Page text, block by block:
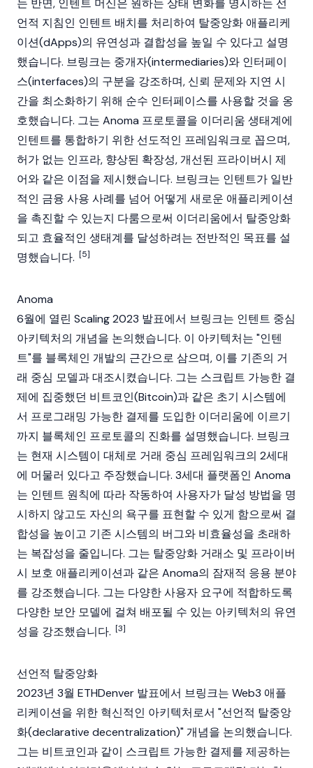
는 반면, 인텐트 머신은 원하는 상태 변화를 명시하는 선
언적 지침인 인텐트 배치를 처리하여 탈중앙화 애플리케
이션(dApps)의 유연성과 결합성을 높일 수 있다고 설명
했습니다. 브링크는 중개자(intermediaries)와 인터페이
스(interfaces)의 구분을 강조하며, 신뢰 문제와 지연 시
간을 최소화하기 위해 순수 인터페이스를 사용할 것을 옹
호했습니다. 그는 Anoma 프로토콜을 이더리움 생태계에
인텐트를 통합하기 위한 선도적인 프레임워크로 꼽으며,
허가 없는 인프라, 향상된 확장성, 개선된 프라이버시 제
어와 같은 이점을 제시했습니다. 브링크는 인텐트가 일반
적인 금융 사용 사례를 넘어 어떻게 새로운 애플리케이션
을 촉진할 수 있는지 다룸으로써 이더리움에서 탈중앙화
되고 효율적인 생태계를 달성하려는 전반적인 목표를 설
명했습니다. [5]
Anoma
6월에 열린 Scaling 2023 발표에서 브링크는 인텐트 중심
아키텍처의 개념을 논의했습니다. 이 아키텍처는 "인텐
트"를 블록체인 개발의 근간으로 삼으며, 이를 기존의 거
래 중심 모델과 대조시켰습니다. 그는 스크립트 가능한 결
제에 집중했던 비트코인(Bitcoin)과 같은 초기 시스템에
서 프로그래밍 가능한 결제를 도입한 이더리움에 이르기
까지 블록체인 프로토콜의 진화를 설명했습니다. 브링크
는 현재 시스템이 대체로 거래 중심 프레임워크의 2세대
에 머물러 있다고 주장했습니다. 3세대 플랫폼인 Anoma
는 인텐트 원칙에 따라 작동하여 사용자가 달성 방법을 명
시하지 않고도 자신의 욕구를 표현할 수 있게 함으로써 결
합성을 높이고 기존 시스템의 버그와 비효율성을 초래하
는 복잡성을 줄입니다. 그는 탈중앙화 거래소 및 프라이버
시 보호 애플리케이션과 같은 Anoma의 잠재적 응용 분야
를 강조했습니다. 그는 다양한 사용자 요구에 적합하도록
다양한 보안 모델에 걸쳐 배포될 수 있는 아키텍처의 유연
성을 강조했습니다. [3]
선언적 탈중앙화
2023년 3월 ETHDenver 발표에서 브링크는 Web3 애플
리케이션을 위한 혁신적인 아키텍처로서 "선언적 탈중앙
화(declarative decentralization)" 개념을 논의했습니다.
그는 비트코인과 같이 스크립트 가능한 결제를 제공하는